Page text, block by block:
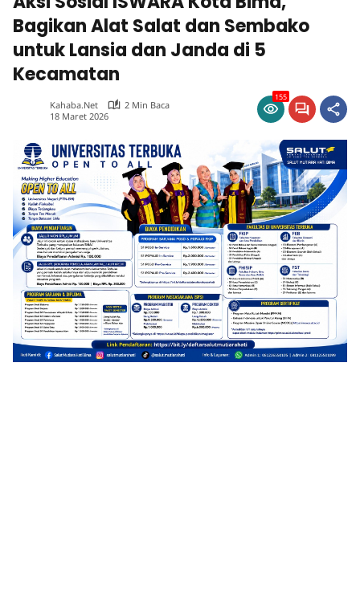
Bagikan Alat Salat dan Sembako
untuk Lansia dan Janda di 5
Kecamatan
Kahaba.net
2 Min Baca
18 Maret 2026
155